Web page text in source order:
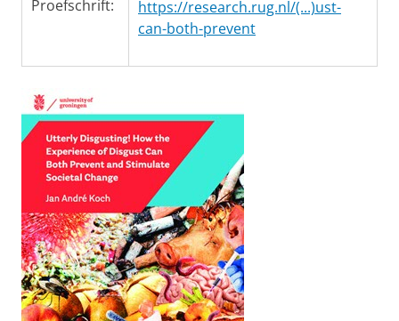
Proefschrift:
https://research.rug.nl/(...)ust-
can-both-prevent